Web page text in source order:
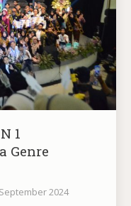
1
Genre
2024